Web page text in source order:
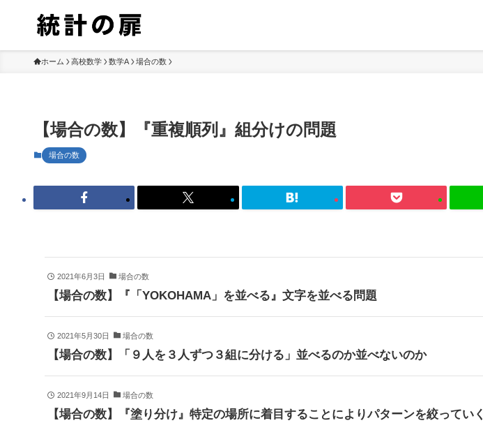
ホーム 高校数学 数学A 場合の数
【場合の数】『重複順列』組分けの問題
場合の数
2021年6月3日 場合の数
【場合の数】『「YOKOHAMA」を並べる』文字を並べる問題
2021年5月30日 場合の数
【場合の数】「９人を３人ずつ３組に分ける」並べるのか並べないのか
2021年9月14日 場合の数
【場合の数】『塗り分け』特定の場所に着目することによりパターンを絞っていく